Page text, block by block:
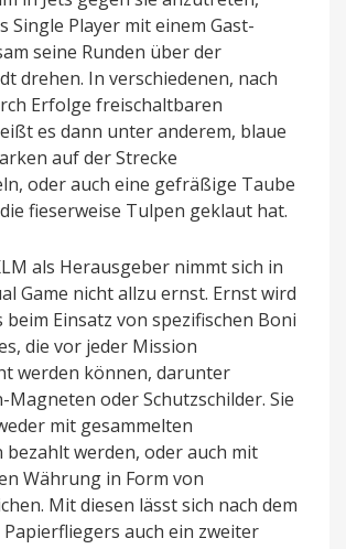
Single Player mit einem Gast-
seine Runden über der
drehen. In verschiedenen, nach
Erfolge freischaltbaren
es dann unter anderem, blaue
auf der Strecke
oder auch eine gefräßige Taube
fieserweise Tulpen geklaut hat.
als Herausgeber nimmt sich in
Game nicht allzu ernst. Ernst wird
beim Einsatz von spezifischen Boni
die vor jeder Mission
werden können, darunter
oder Schutzschilder. Sie
mit gesammelten
werden, oder auch mit
Währung in Form von
Mit diesen lässt sich nach dem
Papierfliegers auch ein zweiter